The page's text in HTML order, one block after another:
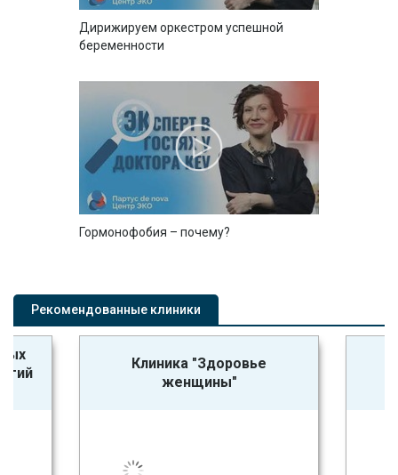
Дирижируем оркестром успешной
беременности
Гормонофобия – почему?
Рекомендованные клиники
Клиника "Здоровье
женщины"